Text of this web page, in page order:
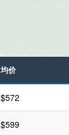
均价
$572
$599